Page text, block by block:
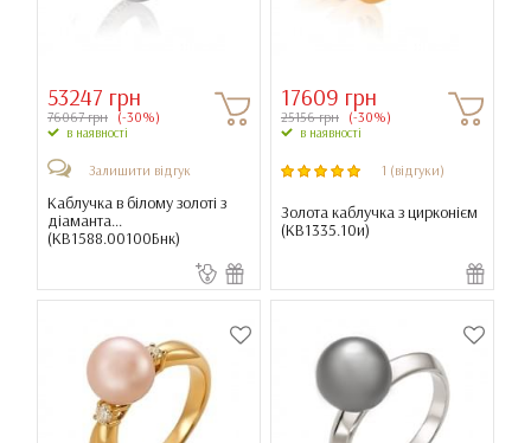
53247 грн
76067 грн (-30%)
в наявності
Залишити відгук
Каблучка в білому золоті з
діаманта...
(КВ1588.00100Бнк)
17609 грн
25156 грн (-30%)
в наявності
1 (відгуки)
Золота каблучка з цирконієм
(КВ1335.10и)